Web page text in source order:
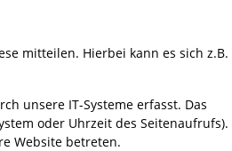
mitteilen. Hierbei kann es sich z.B.
unsere IT-Systeme erfasst. Das
oder Uhrzeit des Seitenaufrufs).
Website betreten.